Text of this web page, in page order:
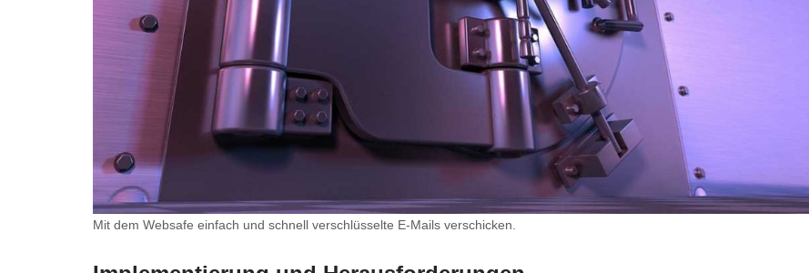
Mit dem Websafe einfach und schnell verschlüsselte E-Mails verschicken.